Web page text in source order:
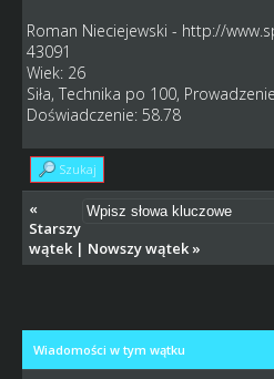
Roman Nieciejewski - http://
43091
Wiek: 26
Siła, Technika po 100,
Doświadczenie: 58.78
Szukaj
«
Starszy
wątek| Nowszy wątek»
Wiadomości w tym wątku